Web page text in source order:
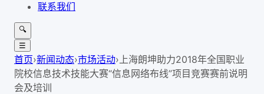
联系我们
🔍
☰
首页›新闻动态›市场活动›上海朗坤助力2018年全国职业
院校信息技术技能大赛“信息网络布线”项目竞赛赛前说明
会及培训